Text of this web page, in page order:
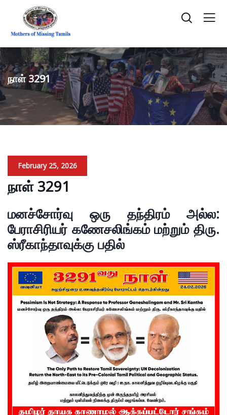
நாள் 3291
February 25, 2026
நாள் 3291
மனச்சோர்வு ஒரு தந்திரம் அல்ல:
பேராசிரியர் கணேசலிங்கம் மற்றும் திரு.
ஸ்ரீகாந்தாவுக்கு பதில்